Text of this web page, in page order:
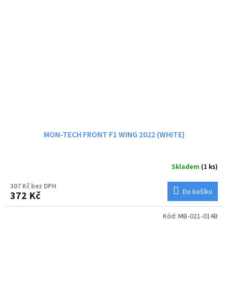
MON-TECH FRONT F1 WING 2022 (WHITE)
Skladem (1 ks)
307 Kč bez DPH
372 Kč Do košíku
Kód: MB-021-014B